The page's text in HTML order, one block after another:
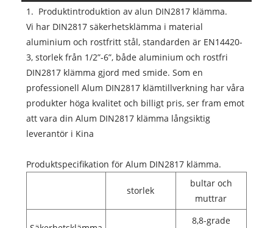
1. Produktintroduktion av alun DIN2817 klämma.
Vi har DIN2817 säkerhetsklämma i material
aluminium och rostfritt stål, standarden är EN14420-
3, storlek från 1/2”-6”, både aluminium och rostfri
DIN2817 klämma gjord med smide. Som en
professionell Alum DIN2817 klämtillverkning har våra
produkter höga kvalitet och billigt pris, ser fram emot
att vara din Alum DIN2817 klämma långsiktig
leverantör i Kina
Produktspecifikation för Alum DIN2817 klämma.
storlek
bultar och
muttrar
8,8-grade